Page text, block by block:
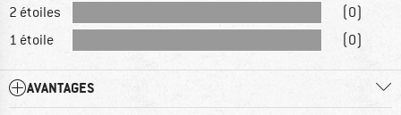
2 étoiles
(0)
1 étoile
(0)
AVANTAGES